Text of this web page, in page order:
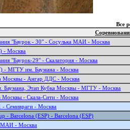
Все
"Баурок - 30" - Сосулька МАИ - Москва
- Москва
"Баурок-29" - Скалатория - Москва
- МГТУ им. Баумана - Москва
Москвы - Ангар ДДС - Москва
Баумана, Этап Кубка Москвы - МГТУ - Москва
Москвы - Скала-Сити - Москва
- Семивраги - Москва
- Barcelona (ESP) - Barcelona (ESP)
МАИ - Москва